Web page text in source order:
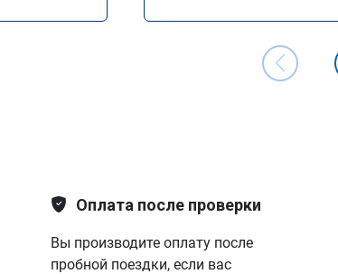
Оплата после проверки
Вы производите оплату после
пробной поездки, если вас